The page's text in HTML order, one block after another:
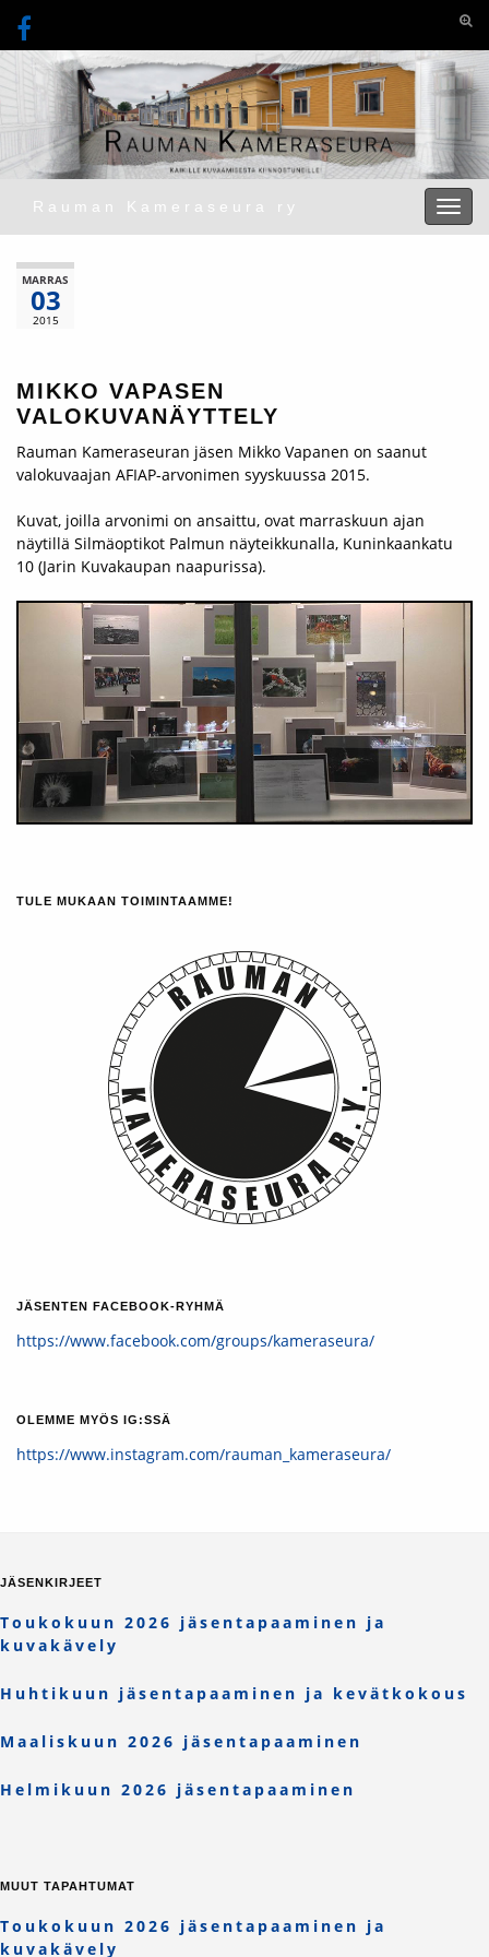
Rauman Kameraseura ry
MARRAS
03
2015
MIKKO VAPASEN
VALOKUVANÄYTTELY
Rauman Kameraseuran jäsen Mikko Vapanen on saanut
valokuvaajan AFIAP-arvonimen syyskuussa 2015.
Kuvat, joilla arvonimi on ansaittu, ovat marraskuun ajan
näytillä Silmäoptikot Palmun näyteikkunalla, Kuninkaankatu
10 (Jarin Kuvakaupan naapurissa).
TULE MUKAAN TOIMINTAAMME!
JÄSENTEN FACEBOOK-RYHMÄ
https://www.facebook.com/groups/kameraseura/
OLEMME MYÖS IG:SSÄ
https://www.instagram.com/rauman_kameraseura/
JÄSENKIRJEET
Toukokuun 2026 jäsentapaaminen ja
kuvakävely
Huhtikuun jäsentapaaminen ja kevätkokous
Maaliskuun 2026 jäsentapaaminen
Helmikuun 2026 jäsentapaaminen
MUUT TAPAHTUMAT
Toukokuun 2026 jäsentapaaminen ja
kuvakävely